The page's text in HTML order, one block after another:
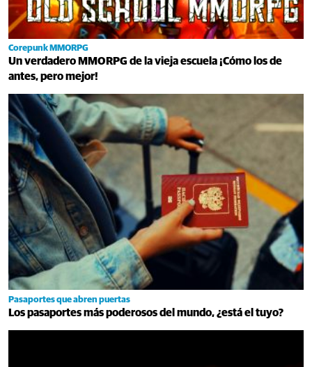
Corepunk MMORPG
Un verdadero MMORPG de la vieja escuela ¡Cómo los de
antes, pero mejor!
Pasaportes que abren puertas
Los pasaportes más poderosos del mundo, ¿está el tuyo?